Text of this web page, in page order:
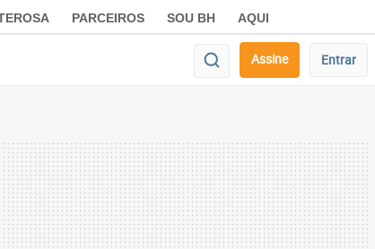
PARCEIROS SOU BH AQUI
Assine Entrar